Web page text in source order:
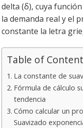
delta (δ), cuya
la demanda real y el
constante la letra
Table of
La constante de
Fórmula de cálculo
tendencia
Cómo calcular un
Suavizado